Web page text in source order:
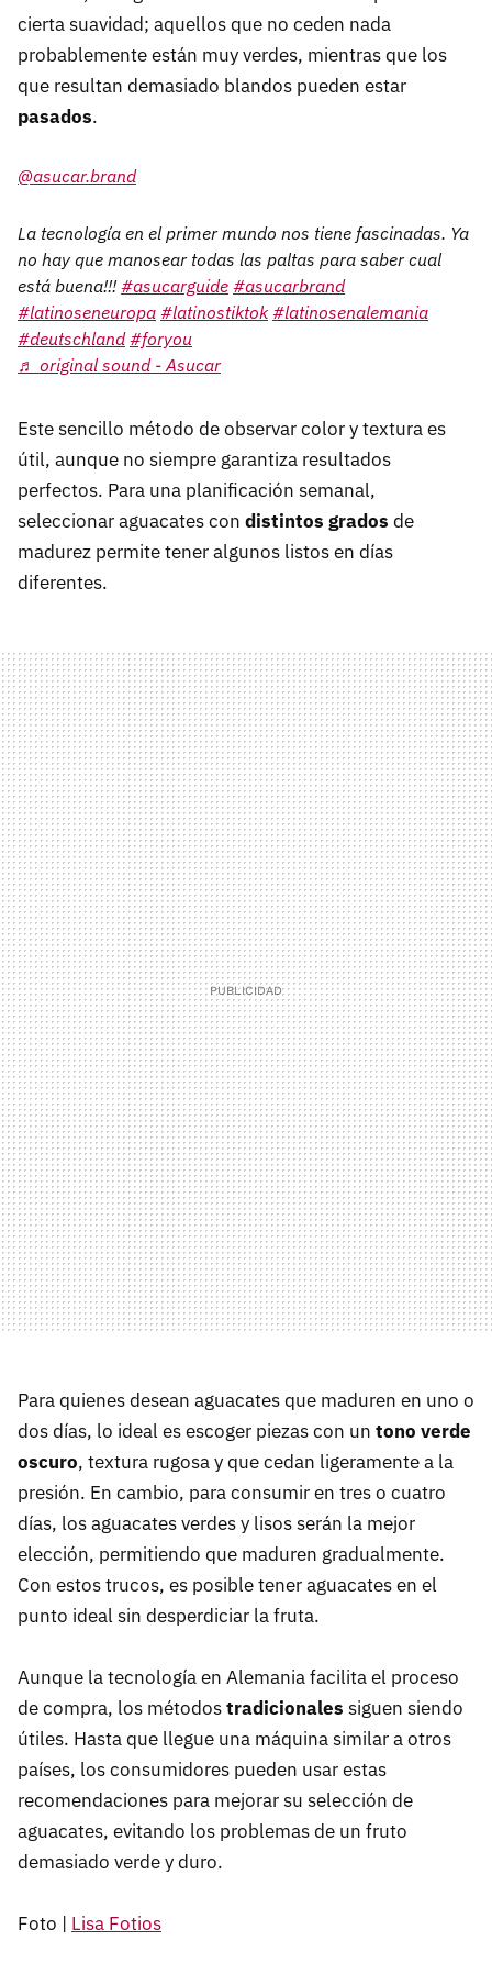
cierta suavidad; aquellos que no ceden nada
probablemente están muy verdes, mientras que los
que resultan demasiado blandos pueden estar
pasados.
@asucar.brand
La tecnología en el primer mundo nos tiene fascinadas. Ya
no hay que manosear todas las paltas para saber cual
está buena!!!#asucarguide #asucarbrand
#latinoseneuropa #latinostiktok #latinosenalemania
#deutschland #foryou
♬ original sound - Asucar
Este sencillo método de observar color y textura es
útil, aunque no siempre garantiza resultados
perfectos. Para una planificación semanal,
seleccionar aguacates con distintos grados de
madurez permite tener algunos listos en días
diferentes.
Para quienes desean aguacates que maduren en uno o
dos días, lo ideal es escoger piezas con un tono verde
oscuro, textura rugosa y que cedan ligeramente a la
presión. En cambio, para consumir en tres o cuatro
días, los aguacates verdes y lisos serán la mejor
elección, permitiendo que maduren gradualmente.
Con estos trucos, es posible tener aguacates en el
punto ideal sin desperdiciar la fruta.
Aunque la tecnología en Alemania facilita el proceso
de compra, los métodostradicionales siguen siendo
útiles. Hasta que llegue una máquina similar a otros
países, los consumidores pueden usar estas
recomendaciones para mejorar su selección de
aguacates, evitando los problemas de un fruto
demasiado verde y duro.
Foto | Lisa Fotios